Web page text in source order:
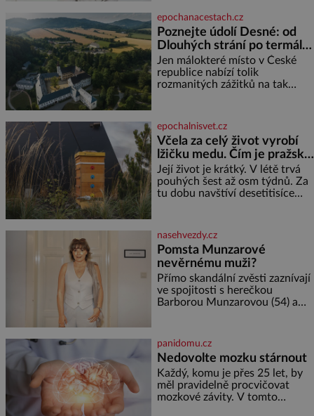
ochotný podat pomocnou ruku.
Vždycky jsem byla spíš
samotářka. Nepotřebovala jsem
kolem sebe partu kamarádek
ani partnera. Stačily mi knihy,
práce a hlavně klid. Hned po
studiích jsem odešla z rodného
epochanacestach.cz
Poznejte údolí Desné: od
Dlouhých strání po termální
prameny
Jen málokteré místo v České
republice nabízí tolik
rozmanitých zážitků na tak
jediného dne můžete
nahlédnout do útrob jedné z
nejvýznamnějších vodních
elektráren v Evropě, vydat se na
horské hřebeny, projet se na
koloběžce a den zakončit
poznáváním památek ve
epochalnisvet.cz
Včela za celý život vyrobí
lžičku medu. Čím je pražský
med ze střech tak ceněný?
Její život je krátký. V létě trvá
pouhých šest až osm týdnů. Za
tu dobu navštíví desetitisíce
medu – zhruba jednu čajovou
lžičku. Sama o sobě se může
zdát bezvýznamná. Teprve když
se spojí s dalšími desítkami tisíc
příslušnic svého včelstva,
vznikne jeden z
nejdokonalejších organismů
nasehvezdy.cz
Pomsta Munzarové
nevěrnému muži?
Přímo skandální zvěsti zaznívají
ve spojitosti s herečkou
Barborou Munzarovou (54) a
viděna s jakýmsi sympaťákem, s
nímž se velmi družně, až d
panidomu.cz
Nedovolte mozku stárnout
Každý, komu je přes 25 let, by
měl pravidelně procvičovat
mozkové závity. V tomto